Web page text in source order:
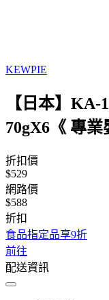
KEWPIE
【日本】
70gX6《 專業
折扣價
$529
網路價
$588
折扣
食品指定品享9折
前往
配送資訊